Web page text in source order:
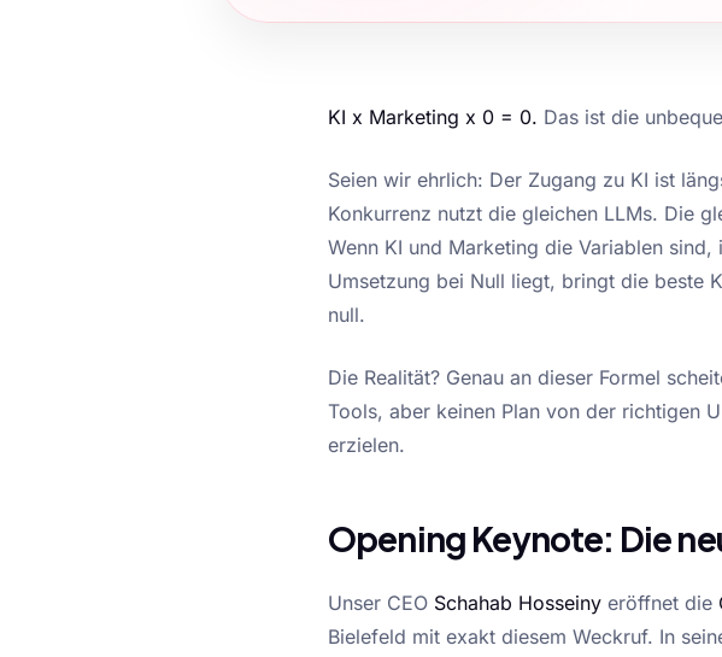
KI x Marketing x 0 = 0. Das ist die
Seien wir ehrlich: Der Zugang zu KI ist
Konkurrenz nutzt die gleichen LLMs. Die
Wenn KI und Marketing die Variablen sind,
Umsetzung bei Null liegt, bringt die beste
null.
Die Realität? Genau an dieser Formel
Tools, aber keinen Plan von der richtigen
erzielen.
Opening Keynote: Die
Unser CEO Schahab Hosseiny eröffnet die
Bielefeld mit exakt diesem Weckruf. In